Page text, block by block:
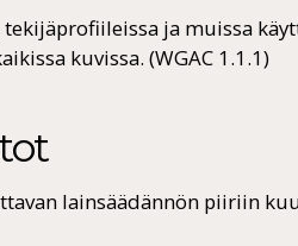
tekijäprofiileissa ja muissa
kuvissa. (WGAC 1.1.1)
lainsäädännön piiriin